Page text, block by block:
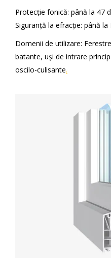
Protecţie fonică: până la 47
Siguranţă la efracţie: până la
Domenii de utilizare:
batante, uşi de intrare
oscilo-culisante.